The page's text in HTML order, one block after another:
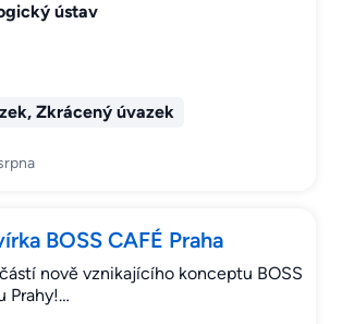
ústav
Zkrácený úvazek
BOSS CAFÉ Praha
nově vznikajícího konceptu BOSS
Prahy!…